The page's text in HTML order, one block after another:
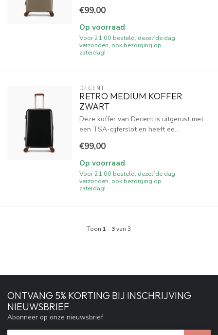
€99,00
Op voorraad
Voor 21:00 besteld, dezelfde dag
verzonden, ook bezorging op
zaterdag!
DECENT
RETRO MEDIUM KOFFER
ZWART
Deze koffer van Decent is uitgerust met
een TSA-cijferslot en heeft ee...
€99,00
Op voorraad
Voor 21:00 besteld, dezelfde dag
verzonden, ook bezorging op
zaterdag!
Toon 1 - 3van 3
ONTVANG 5% KORTING BIJ INSCHRIJVING
NIEUWSBRIEF
Abonneer op onze nieuwsbrief